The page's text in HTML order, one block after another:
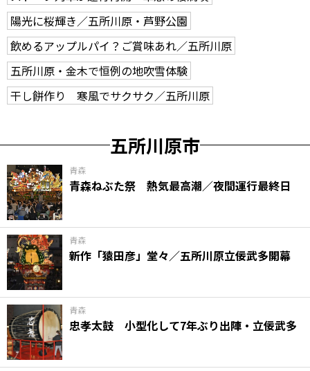
陽光に桜輝き／五所川原・芦野公園
飲めるアップルパイ？ご賞味あれ／五所川原
五所川原・金木で恒例の地吹雪体験
干し餅作り 寒風でサクサク／五所川原
五所川原市
青森
青森ねぶた祭 熱気最高潮／夜間運行最終日
青森
新作「猿田彦」堂々／五所川原立佞武多開幕
青森
忠孝太鼓 小型化して7年ぶり出陣・立佞武多